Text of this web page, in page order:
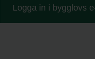
Logga in i bygglovs